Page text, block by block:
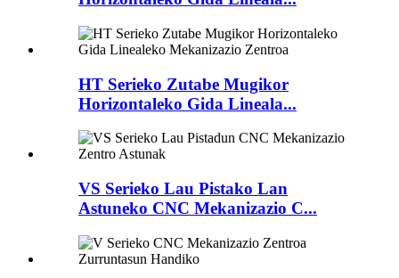
HT Serieko Zutabe Mugikor
Horizontaleko Gida Lineala...
VS Serieko Lau Pistako Lan
Astuneko CNC Mekanizazio C...